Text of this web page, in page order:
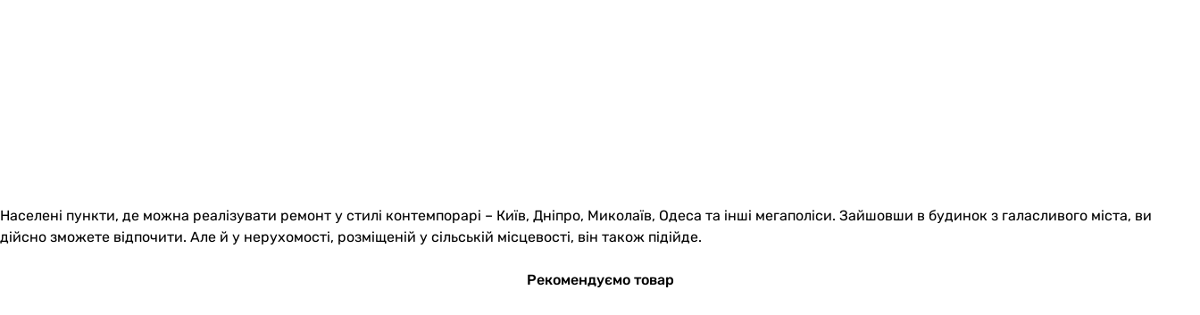
Населені пункти, де можна реалізувати ремонт у стилі контемпорарі – Київ, Дніпро, Миколаїв, Одеса та інші мегаполіси. Зайшовши в будинок з галасливого міста, ви
дійсно зможете відпочити. Але й у нерухомості, розміщеній у сільській місцевості, він також підійде.
Рекомендуємо товар